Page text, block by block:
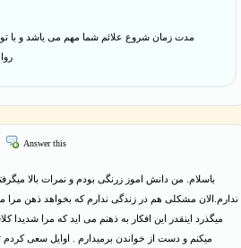
مدت زمان شروع علائم شما مهم می یاشد و با توجه
Answer this
باسلام. من دانش اموز زرنگی بودم و نمرات بالا
ندارم.الان مشکلی هم در زندگی ندارم که بخواهد ذهن
میگذرد اینقدر این افکار به ذهنم می اید که مرا شدیدا
میکنم و دست از خواندن برمیدارم . اوایل سعی کردم